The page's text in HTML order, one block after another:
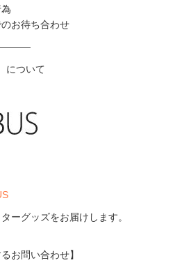
お待ち合わせ
について
ーグッズをお届けします。
お問い合わせ】